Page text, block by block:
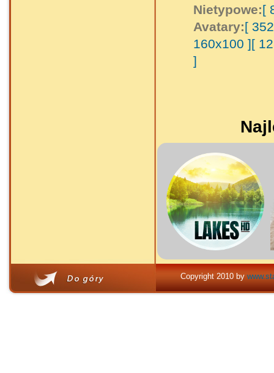
Nietypowe:[
Avatary:[
160x100 ][
]
Copyright 2010 by